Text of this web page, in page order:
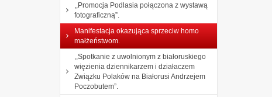
,,Promocja Podlasia połączona z wystawą
fotograficzną”.
Manifestacja okazująca sprzeciw homo
małżeństwom.
,,Spotkanie z uwolnionym z białoruskiego
więzienia dziennikarzem i działaczem
Związku Polaków na Białorusi Andrzejem
Poczobutem”.